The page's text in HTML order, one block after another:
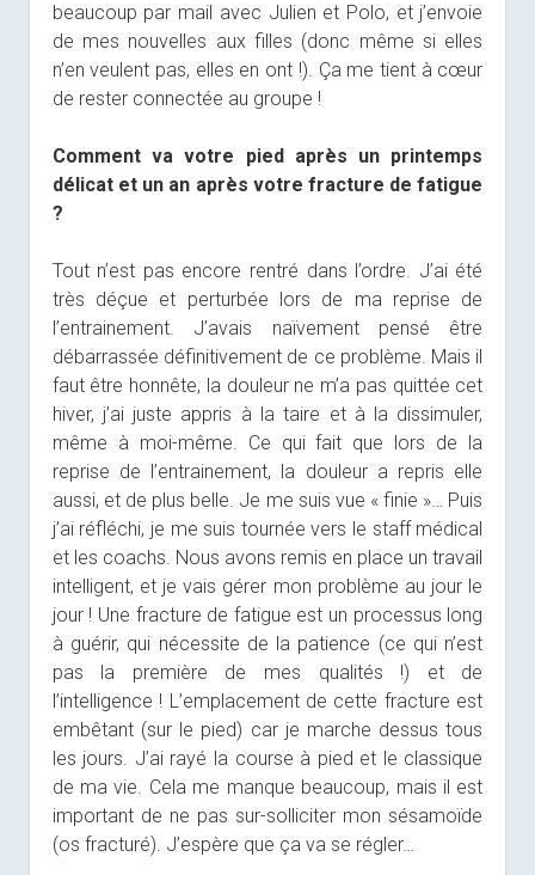
beaucoup par mail avec Julien et Polo, et j’envoie
de mes nouvelles aux filles (donc même si elles
n’en veulent pas, elles en ont !). Ça me tient à cœur
de rester connectée au groupe !
Comment va votre pied après un printemps
délicat et un an après votre fracture de fatigue
?
Tout n’est pas encore rentré dans l’ordre. J’ai été
très déçue et perturbée lors de ma reprise de
l’entrainement. J’avais naïvement pensé être
débarrassée définitivement de ce problème. Mais il
faut être honnête, la douleur ne m’a pas quittée cet
hiver, j’ai juste appris à la taire et à la dissimuler,
même à moi-même. Ce qui fait que lors de la
reprise de l’entrainement, la douleur a repris elle
aussi, et de plus belle. Je me suis vue « finie »… Puis
j’ai réfléchi, je me suis tournée vers le staff médical
et les coachs. Nous avons remis en place un travail
intelligent, et je vais gérer mon problème au jour le
jour ! Une fracture de fatigue est un processus long
à guérir, qui nécessite de la patience (ce qui n’est
pas la première de mes qualités !) et de
l’intelligence ! L’emplacement de cette fracture est
embêtant (sur le pied) car je marche dessus tous
les jours. J’ai rayé la course à pied et le classique
de ma vie. Cela me manque beaucoup, mais il est
important de ne pas sur-solliciter mon sésamoïde
(os fracturé). J’espère que ça va se régler…